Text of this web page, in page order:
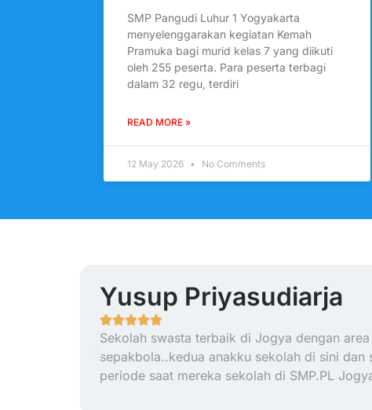
SMP Pangudi Luhur 1 Yogyakarta
menyelenggarakan kegiatan Kemah
Pramuka bagi murid kelas 7 yang diikuti
oleh 255 peserta. Para peserta terbagi
dalam 32 regu, terdiri
READ MORE »
12 May 2026 No Comments
Yusup Priyasudiarja
Sekolah swasta terbaik di Jogya dengan
sepakbola..kedua anakku sekolah di sini
periode saat mereka sekolah di SMP.PL